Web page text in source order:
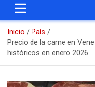
Inicio
País
Precio de la carne en
históricos en enero 2026